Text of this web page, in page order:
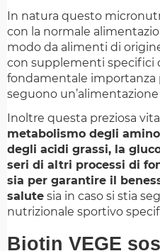
In natura questo
con la normale
modo da alimenti di
con supplementi specifici
fondamentale
seguono
Inoltre questa preziosa
metabolismo degli
degli acidi grassi, la
seri di altri processi di
sia per garantire il
salute sia in caso si stia
nutrizionale sportivo
Biotin VEGE